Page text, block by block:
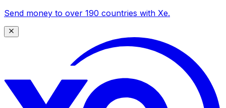
Send money to over 190 countries with Xe.